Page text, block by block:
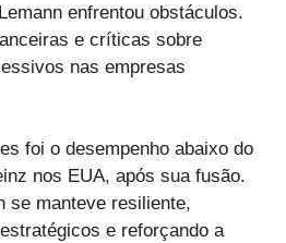
enfrentou obstáculos.
e críticas sobre
nas empresas
foi o desempenho abaixo do
nos EUA, após sua fusão.
se manteve resiliente,
e reforçando a